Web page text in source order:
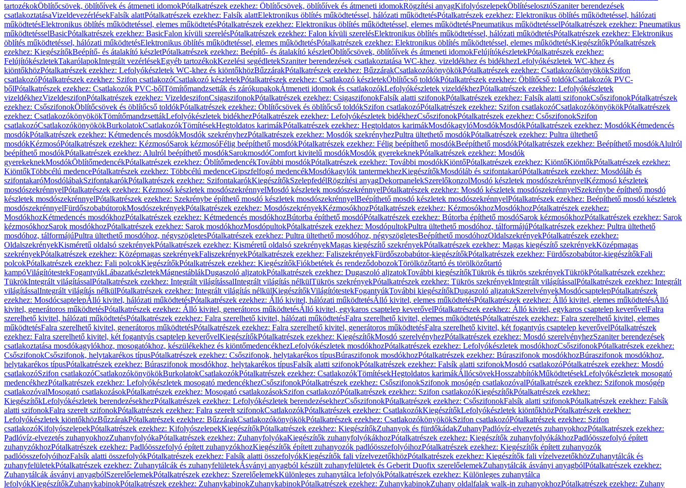
tartozékokÖblítőcsövek, öblítőívek és átmeneti idomokPótalkatrészek ezekhez: Öblítőcsövek, öblítőívek és átmeneti idomokRögzítési anyagKifolyószelepekÖblítéselosztóSzaniter berendezések
csatlakoztatásaVizeldevezérlésekFalsík alattPótalkatrészek ezekhez: Falsík alattElektronikus öblítés működtetéssel, hálózati működtetésPótalkatrészek ezekhez: Elektronikus öblítés működtetéssel, hálózati
működtetésElektronikus öblítés működtetéssel, elemes működtetésPótalkatrészek ezekhez: Elektronikus öblítés működtetéssel, elemes működtetésPneumatikus működtetésselPótalkatrészek ezekhez: Pneumatikus
működtetésselBasicPótalkatrészek ezekhez: BasicFalon kívüli szerelésPótalkatrészek ezekhez: Falon kívüli szerelésElektronikus öblítés működtetéssel, hálózati működtetésPótalkatrészek ezekhez: Elektronikus
öblítés működtetéssel, hálózati működtetésElektronikus öblítés működtetéssel, elemes működtetésPótalkatrészek ezekhez: Elektronikus öblítés működtetéssel, elemes működtetésKiegészítőkPótalkatrészek
ezekhez: KiegészítőkBeépítő- és átalakító készletPótalkatrészek ezekhez: Beépítő- és átalakító készletÖblítőcsövek, öblítőívek és átmeneti idomokFelújítókészletekPótalkatrészek ezekhez:
FelújítókészletekTakarólapokIntegrált vezérlésekEgyéb tartozékokKezelési segédletekSzaniter berendezések csatlakoztatása WC-khez, vizeldékhez és bidékhezLefolyókészletek WC-khez és
kiöntőkhözPótalkatrészek ezekhez: Lefolyókészletek WC-khez és kiöntőkhözBűzzárakPótalkatrészek ezekhez: BűzzárakCsatlakozókönyökökPótalkatrészek ezekhez: CsatlakozókönyökökSzifon
csatlakozóPótalkatrészek ezekhez: Szifon csatlakozóCsatlakozó készletekPótalkatrészek ezekhez: Csatlakozó készletekÖblítőcső toldókPótalkatrészek ezekhez: Öblítőcső toldókCsatlakozók PVC-
bőlPótalkatrészek ezekhez: Csatlakozók PVC-bőlTömítőmandzsetták és zárókupakokÁtmeneti idomok és csatlakozókLefolyókészletek vizeldékhezPótalkatrészek ezekhez: Lefolyókészletek
vizeldékhezVizeldeszifonPótalkatrészek ezekhez: VizeldeszifonCsigaszifonokPótalkatrészek ezekhez: CsigaszifonokFalsík alatti szifonokPótalkatrészek ezekhez: Falsík alatti szifonokCsőszifonokPótalkatrészek
ezekhez: CsőszifonokÖblítőcsövek és öblítőcső toldókPótalkatrészek ezekhez: Öblítőcsövek és öblítőcső toldókSzifon csatlakozóPótalkatrészek ezekhez: Szifon csatlakozóCsatlakozókönyökökPótalkatrészek
ezekhez: CsatlakozókönyökökTömítőmandzsettákLefolyókészletek bidékhezPótalkatrészek ezekhez: Lefolyókészletek bidékhezCsőszifonokPótalkatrészek ezekhez: CsőszifonokSzifon
csatlakozóCsatlakozókönyökökBurkolatokCsatlakozókTömítésekHegtoldatos karimákPótalkatrészek ezekhez: Hegtoldatos karimákMosdókagylóMosdókMosdókPótalkatrészek ezekhez: MosdókKétmedencés
mosdókPótalkatrészek ezekhez: Kétmedencés mosdókMosdók szekrényhezPótalkatrészek ezekhez: Mosdók szekrényhezPultra ültethető mosdókPótalkatrészek ezekhez: Pultra ültethető
mosdókKézmosóPótalkatrészek ezekhez: KézmosóSarok kézmosóFélig beépíthető mosdókPótalkatrészek ezekhez: Félig beépíthető mosdókBeépíthető mosdókPótalkatrészek ezekhez: Beépíthető mosdókAlulról
beépíthető mosdókPótalkatrészek ezekhez: Alulról beépíthető mosdókSarokmosdóComfort kivitelű mosdókMosdók gyerekeknekPótalkatrészek ezekhez: Mosdók
gyerekeknekMosdókÖblítőmedencékPótalkatrészek ezekhez: ÖblítőmedencékTovábbi mosdókPótalkatrészek ezekhez: További mosdókKiöntőPótalkatrészek ezekhez: KiöntőKiöntőkPótalkatrészek ezekhez:
KiöntőkTöbbcélú medencePótalkatrészek ezekhez: Többcélú medenceGipszfelfogó medencékMosdókagylók tantermekhezKiegészítőkMosdóláb és szifontakaróPótalkatrészek ezekhez: Mosdóláb és
szifontakaróMosdólábakSzifontakarókPótalkatrészek ezekhez: SzifontakarókKiegészítőkSzelepfedélRögzítési anyagDekorpanelekSzerelőkonzolMosdó készletek mosdószekrénnyelKézmosó készletek
mosdószekrénnyelPótalkatrészek ezekhez: Kézmosó készletek mosdószekrénnyelMosdó készletek mosdószekrénnyelPótalkatrészek ezekhez: Mosdó készletek mosdószekrénnyelSzekrénybe építhető mosdó
készletek mosdószekrénnyelPótalkatrészek ezekhez: Szekrénybe építhető mosdó készletek mosdószekrénnyelBeépíthető mosdó készletek mosdószekrénnyelPótalkatrészek ezekhez: Beépíthető mosdó készletek
mosdószekrénnyelFürdőszobabútorokMosdószekrényekPótalkatrészek ezekhez: MosdószekrényekKézmosókhozPótalkatrészek ezekhez: KézmosókhozMosdókhozPótalkatrészek ezekhez:
MosdókhozKétmedencés mosdókhozPótalkatrészek ezekhez: Kétmedencés mosdókhozBútorba építhető mosdóPótalkatrészek ezekhez: Bútorba építhető mosdóSarok kézmosókhozPótalkatrészek ezekhez: Sarok
kézmosókhozSarok mosdókhozPótalkatrészek ezekhez: Sarok mosdókhozMosdópultokPótalkatrészek ezekhez: MosdópultokPultra ültethető mosdóhoz, tálformájúPótalkatrészek ezekhez: Pultra ültethető
mosdóhoz, tálformájúPultra ültethető mosdóhoz, négyszögletesPótalkatrészek ezekhez: Pultra ültethető mosdóhoz, négyszögletesBeépíthető mosdóhozOldalszekrényekPótalkatrészek ezekhez:
OldalszekrényekKisméretű oldalsó szekrényekPótalkatrészek ezekhez: Kisméretű oldalsó szekrényekMagas kiegészítő szekrényekPótalkatrészek ezekhez: Magas kiegészítő szekrényekKözépmagas
szekrényekPótalkatrészek ezekhez: Középmagas szekrényekFaliszekrényekPótalkatrészek ezekhez: FaliszekrényekFürdőszobabútor-kiegészítőkPótalkatrészek ezekhez: Fürdőszobabútor-kiegészítőkFali
polcokPótalkatrészek ezekhez: Fali polcokKiegészítőkPótalkatrészek ezekhez: KiegészítőkFiókbetétek és rendeződobozokTörölközőtartó és törölközőtartó
kampóVilágítótestekFogantyúkLábazatkészletekMágnestáblákDugaszoló aljzatokPótalkatrészek ezekhez: Dugaszoló aljzatokTovábbi kiegészítőkTükrök és tükrös szekrényekTükrökPótalkatrészek ezekhez:
TükrökIntegrált világítássalPótalkatrészek ezekhez: Integrált világítássalIntegrált világítás nélkülTükrös szekrényekPótalkatrészek ezekhez: Tükrös szekrényekIntegrált világítássalPótalkatrészek ezekhez: Integrált
világítássalIntegrált világítás nélkülPótalkatrészek ezekhez: Integrált világítás nélkülKiegészítőkVilágítótestekFogantyúkTovábbi kiegészítőkDugaszoló aljzatokSzerelvényekMosdócsaptelepPótalkatrészek
ezekhez: MosdócsaptelepÁlló kivitel, hálózati működtetésPótalkatrészek ezekhez: Álló kivitel, hálózati működtetésÁlló kivitel, elemes működtetésPótalkatrészek ezekhez: Álló kivitel, elemes működtetésÁlló
kivitel, generátoros működtetésPótalkatrészek ezekhez: Álló kivitel, generátoros működtetésÁlló kivitel, egykaros csaptelep keverővelPótalkatrészek ezekhez: Álló kivitel, egykaros csaptelep keverővelFalra
szerelhető kivitel, hálózati működtetésPótalkatrészek ezekhez: Falra szerelhető kivitel, hálózati működtetésFalra szerelhető kivitel, elemes működtetésPótalkatrészek ezekhez: Falra szerelhető kivitel, elemes
működtetésFalra szerelhető kivitel, generátoros működtetésPótalkatrészek ezekhez: Falra szerelhető kivitel, generátoros működtetésFalra szerelhető kivitel, két fogantyús csaptelep keverővelPótalkatrészek
ezekhez: Falra szerelhető kivitel, két fogantyús csaptelep keverővelKiegészítőkPótalkatrészek ezekhez: KiegészítőkMosdó szerelvényhezPótalkatrészek ezekhez: Mosdó szerelvényhezSzaniter berendezések
csatlakoztatása mosdókagylókhoz, mosogatókhoz, készülékekhez és kiöntőmedencékhezLefolyókészletek mosdókhozPótalkatrészek ezekhez: Lefolyókészletek mosdókhozCsőszifonokPótalkatrészek ezekhez:
CsőszifonokCsőszifonok, helytakarékos típusPótalkatrészek ezekhez: Csőszifonok, helytakarékos típusBúraszifonok mosdókhozPótalkatrészek ezekhez: Búraszifonok mosdókhozBúraszifonok mosdókhoz,
helytakarékos típusPótalkatrészek ezekhez: Búraszifonok mosdókhoz, helytakarékos típusFalsík alatti szifonokPótalkatrészek ezekhez: Falsík alatti szifonokMosdó csatlakozóPótalkatrészek ezekhez: Mosdó
csatlakozóSzifon csatlakozóCsatlakozókönyökökBurkolatokCsatlakozókPótalkatrészek ezekhez: CsatlakozókTömítésekHegtoldatos karimákÁllócsövekHosszabbítókMűködtetésekLefolyókészletek mosogató
medencékhezPótalkatrészek ezekhez: Lefolyókészletek mosogató medencékhezCsőszifonokPótalkatrészek ezekhez: CsőszifonokSzifonok mosógép csatlakozóvalPótalkatrészek ezekhez: Szifonok mosógép
csatlakozóvalMosogató csatlakozásokPótalkatrészek ezekhez: Mosogató csatlakozásokSzifon csatlakozóPótalkatrészek ezekhez: Szifon csatlakozóKiegészítőkPótalkatrészek ezekhez:
KiegészítőkLefolyókészletek berendezésekhezPótalkatrészek ezekhez: Lefolyókészletek berendezésekhezCsőszifonokPótalkatrészek ezekhez: CsőszifonokFalsík alatti szifonokPótalkatrészek ezekhez: Falsík
alatti szifonokFalra szerelt szifonokPótalkatrészek ezekhez: Falra szerelt szifonokCsatlakozókPótalkatrészek ezekhez: CsatlakozókKiegészítőkLefolyókészletek kiöntőkhözPótalkatrészek ezekhez:
Lefolyókészletek kiöntőkhözBűzzárakPótalkatrészek ezekhez: BűzzárakCsatlakozókönyökökPótalkatrészek ezekhez: CsatlakozókönyökökSzifon csatlakozóPótalkatrészek ezekhez: Szifon
csatlakozóKifolyószelepekPótalkatrészek ezekhez: KifolyószelepekKiegészítőkPótalkatrészek ezekhez: KiegészítőkZuhanyok és fürdőkádakZuhanyPadlóvíz-elvezetés zuhanyokhozPótalkatrészek ezekhez:
Padlóvíz-elvezetés zuhanyokhozZuhanyfolyókaPótalkatrészek ezekhez: ZuhanyfolyókaKiegészítők zuhanyfolyókákhozPótalkatrészek ezekhez: Kiegészítők zuhanyfolyókákhozPadlóösszefolyó épített
zuhanyzókhozPótalkatrészek ezekhez: Padlóösszefolyó épített zuhanyzókhozKiegészítők épített zuhanyozók padlóösszefolyóihozPótalkatrészek ezekhez: Kiegészítők épített zuhanyozók
padlóösszefolyóihozFalsík alatti összefolyókPótalkatrészek ezekhez: Falsík alatti összefolyókKiegészítők fali vízelvezetőkhözPótalkatrészek ezekhez: Kiegészítők fali vízelvezetőkhözZuhanytálcák és
zuhanyfelületekPótalkatrészek ezekhez: Zuhanytálcák és zuhanyfelületekÁsványi anyagból készült zuhanyfelületek és Geberit Duofix szerelőelemekZuhanytálcák ásványi anyagbólPótalkatrészek ezekhez:
Zuhanytálcák ásványi anyagbólSzerelőelemekPótalkatrészek ezekhez: SzerelőelemekKülönleges zuhanytálca lefolyókPótalkatrészek ezekhez: Különleges zuhanytálca
lefolyókKiegészítőkZuhanykabinokPótalkatrészek ezekhez: ZuhanykabinokZuhanykabinokPótalkatrészek ezekhez: ZuhanykabinokZuhany oldalfalak walk-in zuhanyokhozPótalkatrészek ezekhez: Zuhany